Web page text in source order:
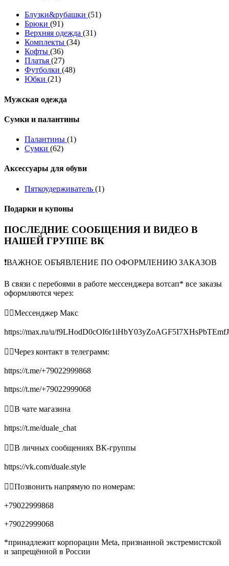
Блузки&рубашки (51)
Брюки (91)
Верхняя одежда (31)
Комплекты (34)
Кофты (36)
Платья (27)
Футболки (48)
Юбки (21)
Мужская одежда
Сумки и палантины
Палантины (1)
Сумки (62)
Аксессуары для обуви
Пяткоудерживатель (1)
Подарки и купоны
ПОСЛЕДНИЕ СООБЩЕНИЯ И ВИДЕО В
НАШЕЙ ГРУППЕ ВК
❗️ВАЖНОЕ ОБЪЯВЛЕНИЕ ПО ОФОРМЛЕНИЮ ЗАКАЗОВ
В связи с перебоями в работе мессенджера вотсап* все заказы
оформляются через:
👉🏻Мессенджер Макс
https://max.ru/u/
👉🏻Через контакт в телеграмм:
https://t.me/+79022999868
https://t.me/+79022999068
👉🏻В чате магазина
https://t.me/duale_chat
👉🏻В личных сообщениях ВК-группы
https://vk.com/duale.style
👉🏻Позвонить напрямую по номерам:
+79022999868
+79022999068
*принадлежит корпорации Meta, признанной экстремистской
и запрещённой в России